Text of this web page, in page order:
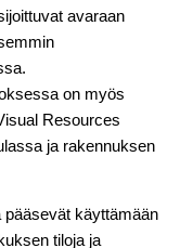
avaraan
on myös
Resources
ja rakennuksen
pääsevät käyttämään
tiloja ja